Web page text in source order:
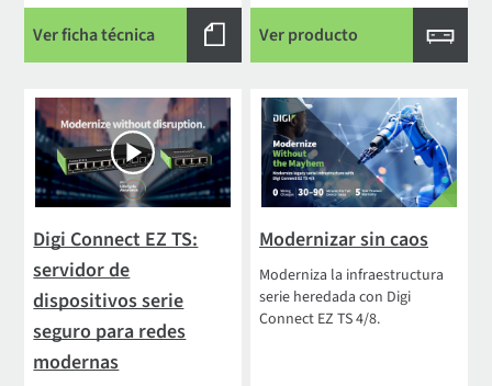
Ver ficha técnica Ver producto
Digi Connect EZ TS:
servidor de
dispositivos serie
seguro para redes
modernas
Modernizar sin caos
Moderniza la infraestructura
serie heredada con Digi
Connect EZ TS 4/8.